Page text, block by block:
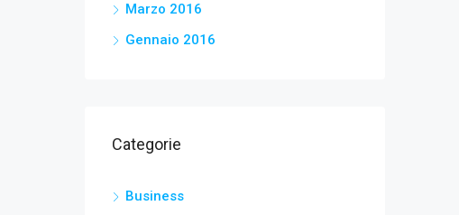
Marzo 2016
Gennaio 2016
Categorie
Business